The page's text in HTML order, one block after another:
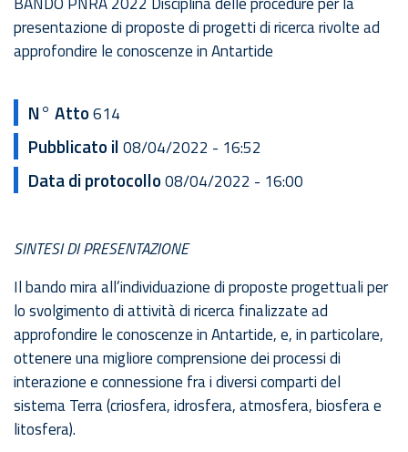
presentazione di proposte di progetti di ricerca rivolte ad
approfondire le conoscenze in Antartide
N° Atto614
Pubblicato il08/04/2022 - 16:52
Data di protocollo08/04/2022 - 16:00
SINTESI DI PRESENTAZIONE
Il bando mira all’individuazione di proposte progettuali per
lo svolgimento di attività di ricerca finalizzate ad
approfondire le conoscenze in Antartide, e, in particolare,
ottenere una migliore comprensione dei processi di
interazione e connessione fra i diversi comparti del
sistema Terra (criosfera, idrosfera, atmosfera, biosfera e
litosfera).